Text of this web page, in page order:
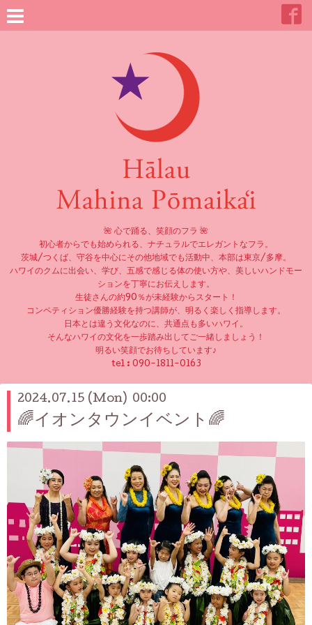
🌺 心で踊る、笑顔のフラ 🌺
初心者からでも始められる、ナチュラルでエレガントなフラ。
茨城/つくば、守谷を中心にその他地域でも活動中、本部は東京/多摩。
ハワイのクムに出会い、学び、五感で感じる体の使い方や、美しいハンドモー
ションを丁寧にお伝えします。
生徒さんの約90％が未経験からスタート！
コンペティション優勝経験を持つ講師が、明るく楽しく指導します。
日本とは違う文化なのに、共通点も多いハワイ。
そんなハワイの文化を一歩踏み出してご一緒しましょう！
明るい笑顔でお待ちしています♪
tel : 090-1811-0163
2024.07.15 (Mon) 00:00
🌈イオンタウンイベント🌈